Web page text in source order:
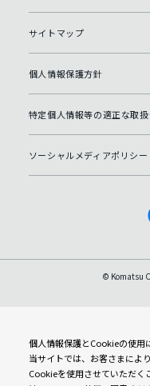
個人情報保護とCookieの使用
当サイトでは、お客さまによ
Cookieを使用させていただく
© Komatsu
サイトマップ
個人情報保護方針
特定個人情報等の適正な取
ソーシャルメディアポリシー